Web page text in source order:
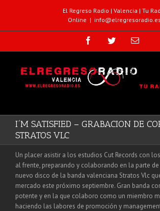
El Regreso Radio | Valencia | Tu
Online | info@elregresoradio.es
I´M SATISFIED – GRABACION DE
STRATOS VLC
Un placer asistir a los estudios Cut Records con
al frente, preparando y colaborando en la parte
nuevo disco de la banda valenciana Stratos Vlc
mercado este próximo septiembre. Gran banda
potente y en la que colaboro como un miembro
haciendo las labores de promoción y